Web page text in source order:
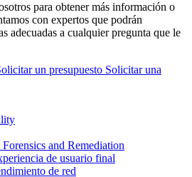
para obtener más información o
con expertos que podrán
adecuadas a cualquier pregunta que le
un presupuesto Solicitar una
and Remediation
de usuario final
de red